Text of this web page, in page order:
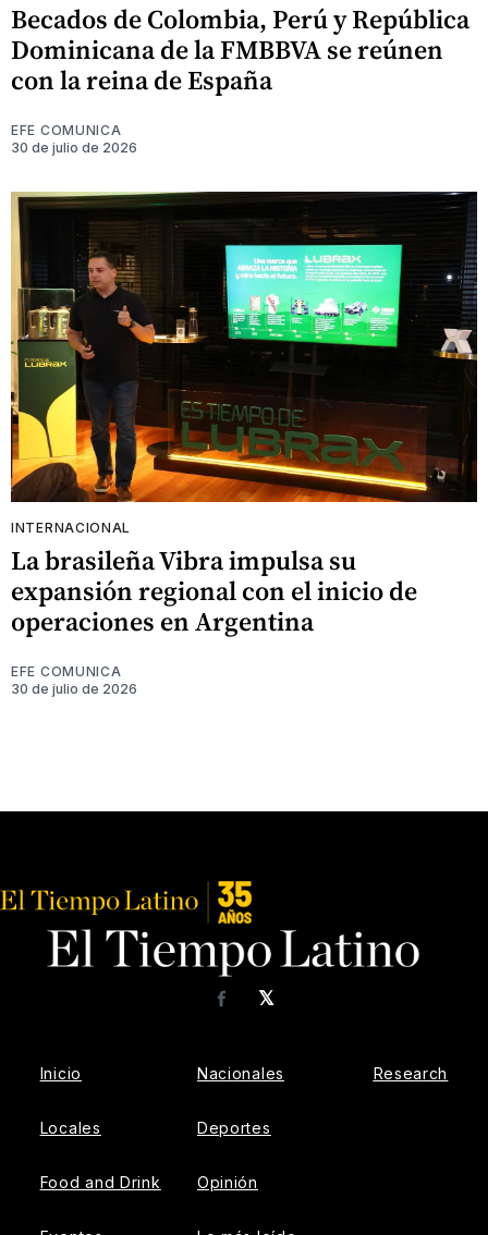
Becados de Colombia, Perú y República
Dominicana de la FMBBVA se reúnen
con la reina de España
EFE COMUNICA
30 de julio de 2026
INTERNACIONAL
La brasileña Vibra impulsa su
expansión regional con el inicio de
operaciones en Argentina
EFE COMUNICA
30 de julio de 2026
𝕏
Facebook
Inicio
Locales
Food and Drink
Nacionales
Deportes
Opinión
Research